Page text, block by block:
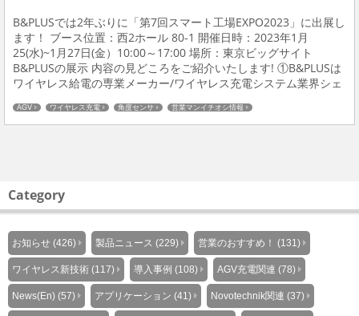
B&PLUSでは2年ぶりに「第7回スマート工場EXPO2023」に出展し
ます！ ブース位置：西2ホール 80-1 開催日時：2023年1月
25(水)~1月27日(金）10:00～17:00 場所：東京ビッグサイト
B&PLUSの展示 内容の見どころをご紹介いたします! ①B&PLUSは
ワイヤレス給電の専業メーカー/ワイヤレス充電システム業界シェ
AGV ワイヤレス充電 角度センサ
営業マンイチオシ情報
Category
お知らせ (426) 製品ニュース (229) 営業のおすすめ！ (131)
ワイヤレス新技術 (117) 導入事例 (108) AGV充電関連 (78)
News(En) (57) アプリケーション (41) Novotechnik関連 (37)